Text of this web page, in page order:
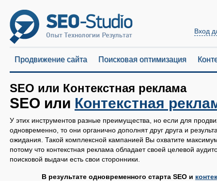
Вход
Продвижение сайта Поисковая оптимизация
SEO или Контекстная реклама
SEO или Контекстная
У этих инструментов разные преимущества, но если для
одновременно, то они органично дополнят друг друга и
ожидания. Такой комплексной кампанией Вы охватите
потому что контекстная реклама обладает своей целевой
поисковой выдачи есть свои сторонники.
В результате одновременного старта SEO и